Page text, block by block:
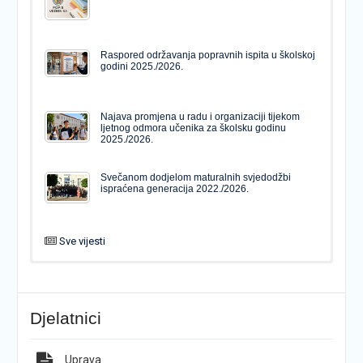
Raspored održavanja popravnih ispita u školskoj
godini 2025./2026.
Najava promjena u radu i organizaciji tijekom
ljetnog odmora učenika za školsku godinu
2025./2026.
Svečanom dodjelom maturalnih svjedodžbi
ispraćena generacija 2022./2026.
Sve vijesti
Popis udžbenika za školsku godinu 2026./2027.
Natječaj za upis u 1. razred Katoličke gimnazije s
pravom javnosti
Djelatnici
Uprava